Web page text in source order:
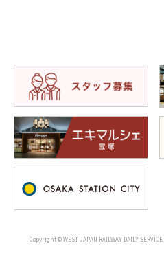
Copyright © WEST JAPAN RAILWAY DAILY